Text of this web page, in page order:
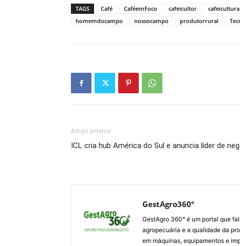
TAGS Café CaféemFoco cafeicultor cafeicultura
homemdocampo
nossocampo produtorrural
Artigo anterior
ICL cria hub América do Sul e anuncia líder de
GestAgro360º
GestAgro 360° é um portal que
agropecuária e a qualidade da
em máquinas, equipamentos e